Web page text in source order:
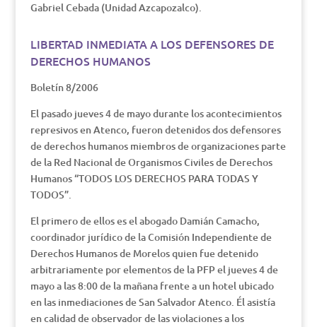
Gabriel Cebada (Unidad Azcapozalco).
LIBERTAD INMEDIATA A LOS DEFENSORES DE
DERECHOS HUMANOS
Boletín 8/2006
El pasado jueves 4 de mayo durante los acontecimientos
represivos en Atenco, fueron detenidos dos defensores
de derechos humanos miembros de organizaciones parte
de la Red Nacional de Organismos Civiles de Derechos
Humanos “TODOS LOS DERECHOS PARA TODAS Y
TODOS”.
El primero de ellos es el abogado Damián Camacho,
coordinador jurídico de la Comisión Independiente de
Derechos Humanos de Morelos quien fue detenido
arbitrariamente por elementos de la PFP el jueves 4 de
mayo a las 8:00 de la mañana frente a un hotel ubicado
en las inmediaciones de San Salvador Atenco. Él asistía
en calidad de observador de las violaciones a los